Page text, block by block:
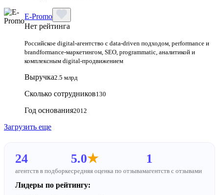
E-Promo
Нет рейтинга
Российское digital-агентство с data-driven подходом, performance и
brandformance-маркетингом, SEO, programmatic, аналитикой и
комплексным digital-продвижением
Выручка2.5 млрд
Сколько сотрудников130
Год основания2012
Загрузить еще
24
агентств в подборке
5.0★
средняя оценка по отзывам
1
агентств с отзывами
Лидеры по рейтингу: